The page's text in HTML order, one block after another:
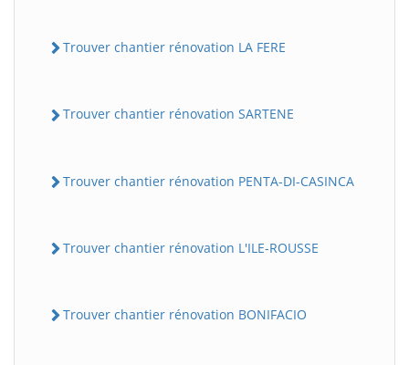
Trouver chantier rénovation LA FERE
Trouver chantier rénovation SARTENE
Trouver chantier rénovation PENTA-DI-CASINCA
Trouver chantier rénovation L'ILE-ROUSSE
Trouver chantier rénovation BONIFACIO